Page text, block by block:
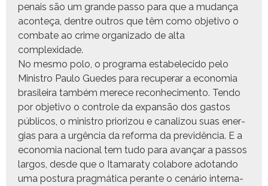
penais são um grande pas­so para que a mudança
acon­teça, den­tre out­ros que têm como obje­ti­vo o
com­bate ao crime orga­ni­za­do de alta
complexidade.
No mes­mo polo, o pro­gra­ma esta­b­ele­ci­do pelo
Min­istro Paulo Guedes para recu­per­ar a econo­mia
brasileira tam­bém merece recon­hec­i­men­to. Ten­do
por obje­ti­vo o con­t­role da expan­são dos gas­tos
públi­cos, o min­istro pri­or­i­zou e canal­i­zou suas ener­
gias para a urgên­cia da refor­ma da pre­v­idên­cia. E a
econo­mia nacional tem tudo para avançar a pas­sos
lar­gos, des­de que o Ita­ma­raty cola­bore adotan­do
uma pos­tu­ra prag­máti­ca per­ante o cenário inter­na­